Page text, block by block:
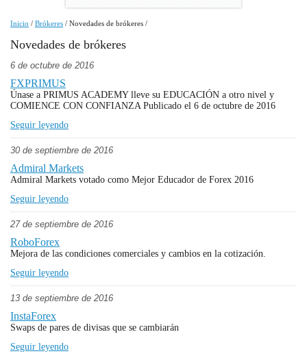
Inicio / Brókeres / Novedades de brókeres /
Novedades de brókeres
6 de octubre de 2016
FXPRIMUS
Únase a PRIMUS ACADEMY lleve su EDUCACIÓN a otro nivel y
COMIENCE CON CONFIANZA Publicado el 6 de octubre de 2016
Seguir leyendo
30 de septiembre de 2016
Admiral Markets
Admiral Markets votado como Mejor Educador de Forex 2016
Seguir leyendo
27 de septiembre de 2016
RoboForex
Mejora de las condiciones comerciales y cambios en la cotización.
Seguir leyendo
13 de septiembre de 2016
InstaForex
Swaps de pares de divisas que se cambiarán
Seguir leyendo